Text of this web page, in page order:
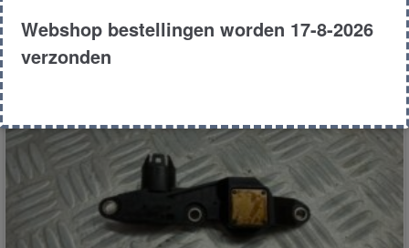
Product # 169597
Webshop bestellingen worden 17-8-2026
verzonden